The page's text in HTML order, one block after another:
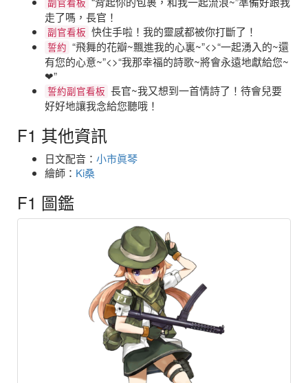
副官看板
走了嗎，長官！
副官看板 快住手啦！我的靈感都被你打斷了！
誓約 “飛舞的花瓣~飄進我的心裏~”<>“一起湧入的~還
有您的心意~”<>“我那幸福的詩歌~將會永遠地獻給您~
❤”
誓約副官看板 長官~我又想到一首情詩了！待會兒要
好好地讓我念給您聽哦！
F1 其他資訊
日文配音： 小市眞琴
繪師： Ki桑
F1 圖鑑